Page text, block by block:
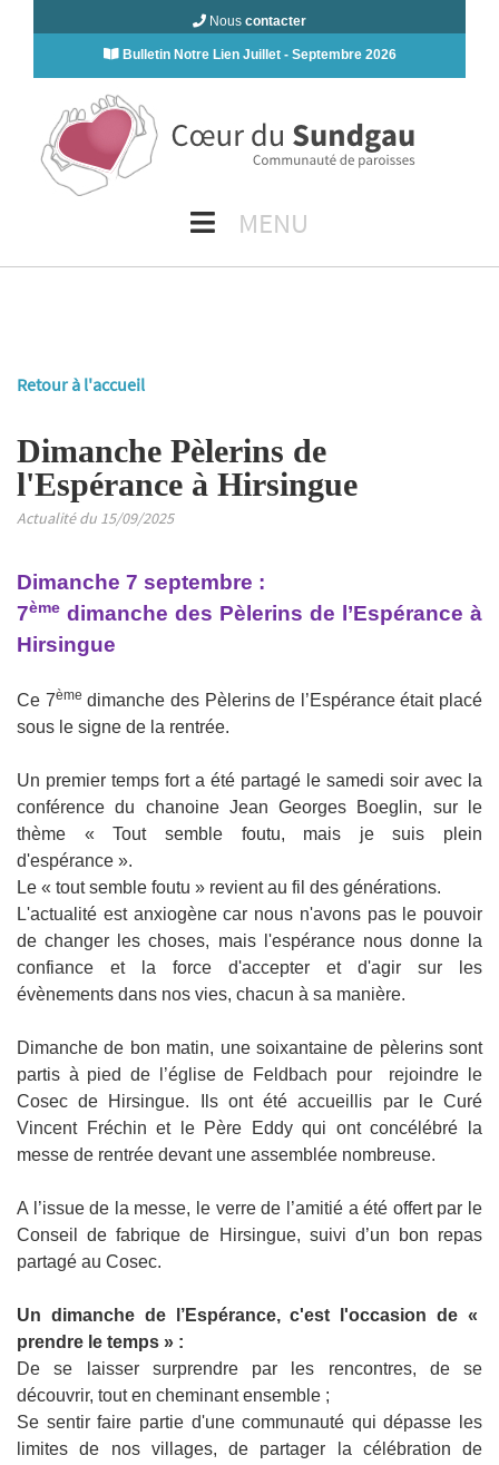
Nous contacter
Bulletin Notre Lien Juillet - Septembre 2026
MENU
Retour à l'accueil
Dimanche Pèlerins de
l'Espérance à Hirsingue
Actualité du 15/09/2025
Dimanche 7 septembre :
7ème dimanche des Pèlerins de l’Espérance à
Hirsingue
Ce 7ème dimanche des Pèlerins de l’Espérance était placé
sous le signe de la rentrée.
Un premier temps fort a été partagé le samedi soir avec la
conférence du chanoine Jean Georges Boeglin, sur le
thème « Tout semble foutu, mais je suis plein
d'espérance ».
Le « tout semble foutu » revient au fil des générations.
L'actualité est anxiogène car nous n'avons pas le pouvoir
de changer les choses, mais l'espérance nous donne la
confiance et la force d'accepter et d'agir sur les
évènements dans nos vies, chacun à sa manière.
Dimanche de bon matin, une soixantaine de pèlerins sont
partis à pied de l’église de Feldbach pour rejoindre le
Cosec de Hirsingue. Ils ont été accueillis par le Curé
Vincent Fréchin et le Père Eddy qui ont concélébré la
messe de rentrée devant une assemblée nombreuse.
A l’issue de la messe, le verre de l’amitié a été offert par le
Conseil de fabrique de Hirsingue, suivi d’un bon repas
partagé au Cosec.
Un dimanche de l’Espérance, c'est l'occasion de «
prendre le temps » :
De se laisser surprendre par les rencontres, de se
découvrir, tout en cheminant ensemble ;
Se sentir faire partie d'une communauté qui dépasse les
limites de nos villages, de partager la célébration de